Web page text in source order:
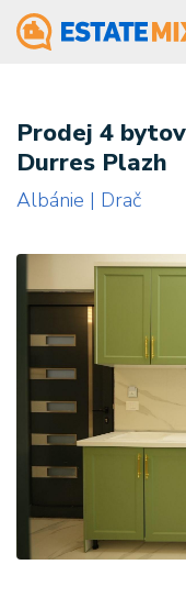
Prodej 4
Durres Plazh
Albánie | Drač